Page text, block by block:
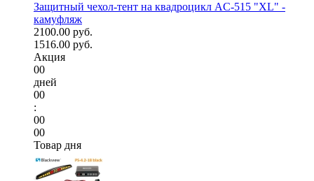
Защитный чехол-тент на квадроцикл AC-515 "XL" -
камуфляж
2100.00 руб.
1516.00 руб.
Акция
00
дней
00
:
00
00
Товар дня